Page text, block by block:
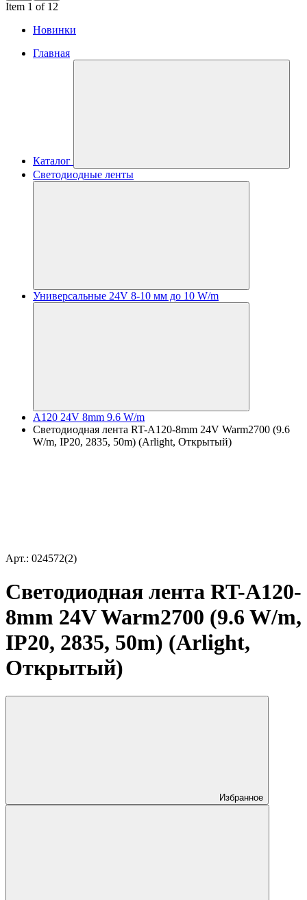
Item 1 of 12
Новинки
Главная
Каталог
Светодиодные ленты
Универсальные 24V 8-10 мм до 10 W/m
A120 24V 8mm 9.6 W/m
Светодиодная лента RT-A120-8mm 24V Warm2700 (9.6
W/m, IP20, 2835, 50m) (Arlight, Открытый)
Арт.: 024572(2)
Светодиодная лента RT-A120-
8mm 24V Warm2700 (9.6 W/m,
IP20, 2835, 50m) (Arlight,
Открытый)
Избранное